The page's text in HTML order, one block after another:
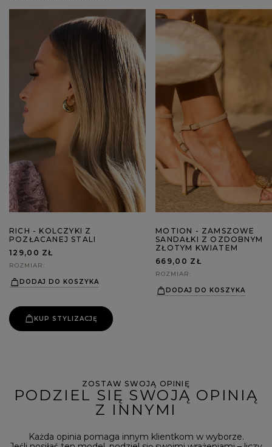
RICH - KOLCZYKI Z
POZŁACANEJ STALI
129,00 ZŁ
ROZMIAR
DODAJ DO KOSZYKA
MOTION - ZAMSZOWE
SANDAŁKI Z OZDOBNYM
ZŁOTYM KWIATEM
669,00 ZŁ
ROZMIAR
DODAJ DO KOSZYKA
KUP STYLIZACJĘ
ZOSTAW SWOJĄ OPINIĘ
PODZIEL SIĘ SWOJĄ OPINIĄ
Z INNYMI
Każda opinia pomaga innym klientkom w wyborze.